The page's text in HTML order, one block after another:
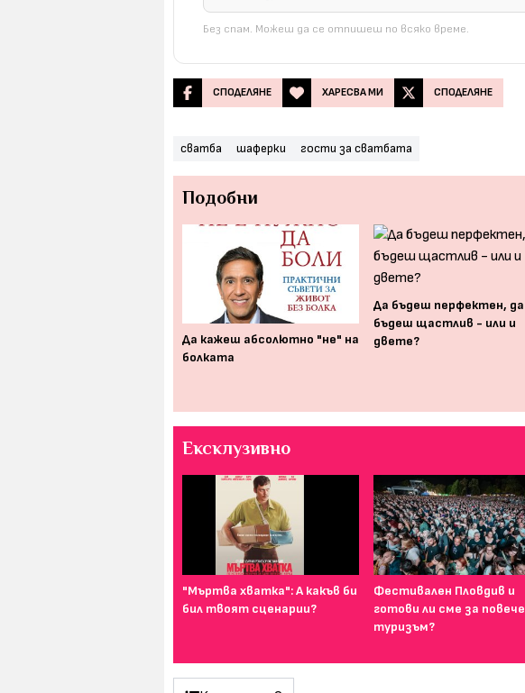
Без спам. Можеш да се отпишеш по всяко време.
СПОДЕЛЯНЕ ХАРЕСВА МИ СПОДЕЛЯНЕ
сватба шаферки гости за сватбата
Подобни
Да кажеш абсолютно "не" на
болката
Да бъдеш перфектен, да
бъдеш щастлив - или и
двете?
Ексклузивно
"Мъртва хватка": А какъв би
бил твоят сценарии?
Фестивален Пловдив и
готови ли сме за повече
туризъм?